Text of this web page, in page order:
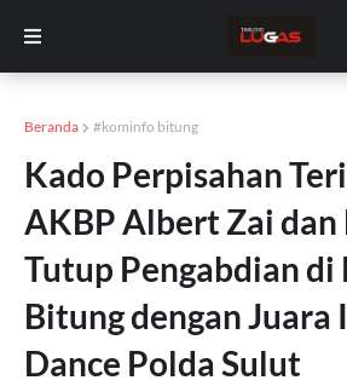
Beranda #kominfo bitung
Kado Perpisahan
AKBP Albert Zai dan
Tutup Pengabdian di
Bitung dengan Juara
Dance Polda Sulut